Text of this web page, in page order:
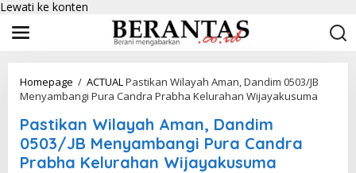
Lewati ke konten
Homepage / ACTUALPastikan Wilayah Aman, Dandim 0503/JB
Menyambangi Pura Candra Prabha Kelurahan Wijayakusuma
Pastikan Wilayah Aman, Dandim
0503/JB Menyambangi Pura Candra
Prabha Kelurahan Wijayakusuma